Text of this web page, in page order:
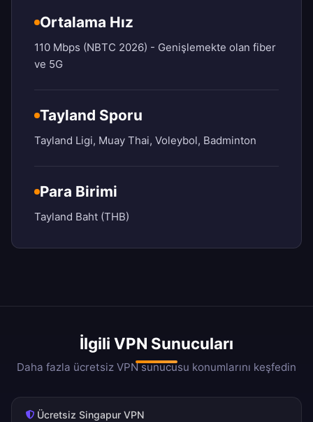
Ortalama Hız
110 Mbps (NBTC 2026) - Genişlemekte olan fiber
ve 5G
Tayland Sporu
Tayland Ligi, Muay Thai, Voleybol, Badminton
Para Birimi
Tayland Baht (THB)
İlgili VPN Sunucuları
Daha fazla ücretsiz VPN sunucusu konumlarını keşfedin
Ücretsiz Singapur VPN